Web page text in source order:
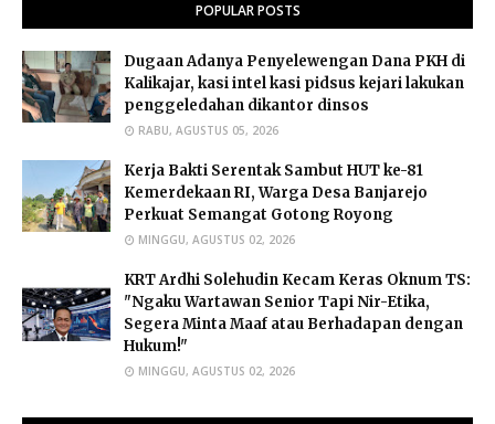
POPULAR POSTS
Dugaan Adanya Penyelewengan Dana PKH di
Kalikajar, kasi intel kasi pidsus kejari lakukan
penggeledahan dikantor dinsos
RABU, AGUSTUS 05, 2026
Kerja Bakti Serentak Sambut HUT ke-81
Kemerdekaan RI, Warga Desa Banjarejo
Perkuat Semangat Gotong Royong
MINGGU, AGUSTUS 02, 2026
​KRT Ardhi Solehudin Kecam Keras Oknum TS:
"Ngaku Wartawan Senior Tapi Nir-Etika,
Segera Minta Maaf atau Berhadapan dengan
Hukum!"
MINGGU, AGUSTUS 02, 2026